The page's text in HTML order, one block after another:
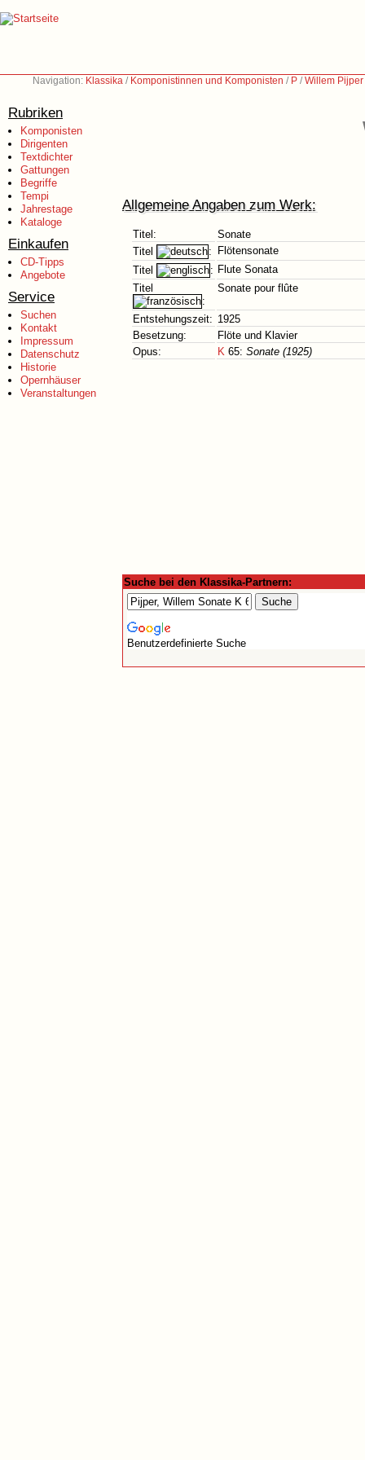
Navigation: Klassika / Komponistinnen und Komponisten / P /Willem
Rubriken
Komponisten
Dirigenten
Textdichter
Gattungen
Begriffe
Tempi
Jahrestage
Kataloge
Einkaufen
CD-Tipps
Angebote
Service
Suchen
Kontakt
Impressum
Datenschutz
Historie
Opernhäuser
Veranstaltungen
Allgemeine Angaben zum Werk:
Titel:
Sonate
Titel
:
Flötensonate
Titel
: Flute Sonata
Titel
:
Sonate pour flûte
Entstehungszeit: 1925
Besetzung:
Flöte und Klavier
Opus:
K 65: Sonate (1925)
Suche bei den Klassika-Partnern:
Benutzerdefinierte Suche